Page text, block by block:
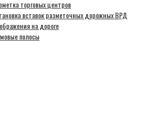
торговых центров
вставок разметочных дорожных ВРД
на дороге
полосы